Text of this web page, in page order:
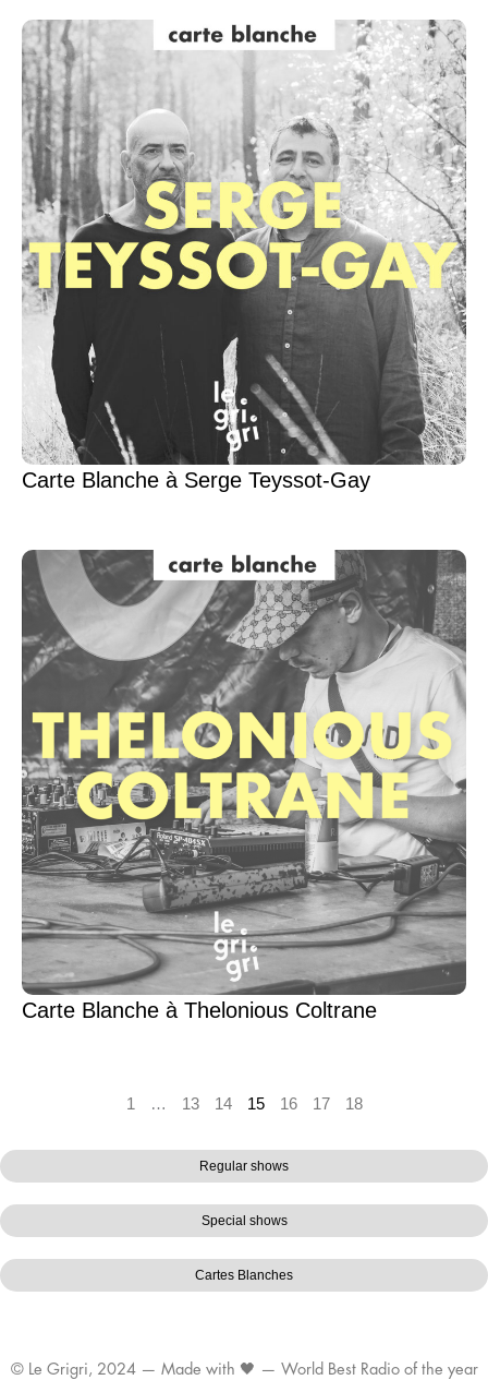
Regular shows
Special shows
Cartes Blanches
Carte Blanche à Serge Teyssot-Gay
Carte Blanche à Thelonious Coltrane
1 … 13 14 15 16 17 18
© Le Grigri, 2024 — Made with 🖤 — World Best Radio of the year